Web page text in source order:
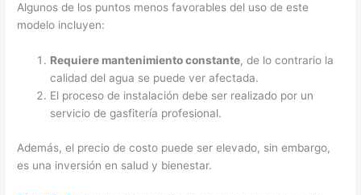
Algunos de los puntos menos favorables del uso de este
modelo incluyen:
Requiere mantenimiento constante, de lo contrario la
calidad del agua se puede ver afectada.
El proceso de instalación debe ser realizado por un
servicio de gasfitería profesional.
Además, el precio de costo puede ser elevado, sin embargo,
es una inversión en salud y bienestar.